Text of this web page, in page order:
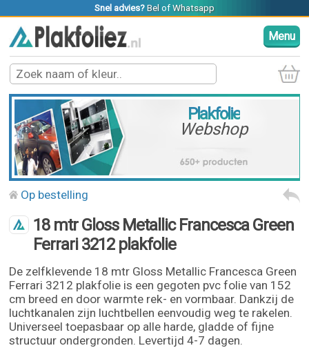
Snel advies? Belof Whatsapp
Menu
Plakfolie
Webshop
Op bestelling
18 mtr Gloss Metallic Francesca Green
Ferrari 3212 plakfolie
De zelfklevende 18 mtr Gloss Metallic Francesca Green
Ferrari 3212 plakfolie is een gegoten pvc folie van 152
cm breed en door warmte rek- en vormbaar. Dankzij de
luchtkanalen zijn luchtbellen eenvoudig weg te rakelen.
Universeel toepasbaar op alle harde, gladde of fijne
structuur ondergronden. Levertijd 4-7 dagen.